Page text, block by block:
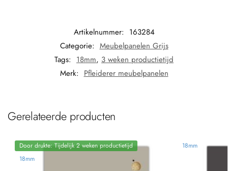
Artikelnummer: 163284
Categorie: Meubelpanelen Grijs
Tags: 18mm, 3 weken productietijd
Merk: Pfleiderer meubelpanelen
Gerelateerde producten
Door drukte: Tijdelijk 2 weken productietijd
18mm
18mm